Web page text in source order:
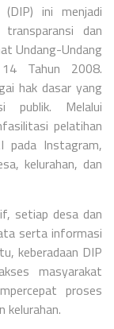
ini menjadi
dan
Undang-Undang
Tahun 2008.
hak dasar yang
publik. Melalui
pelatihan
pada Instagram,
kelurahan, dan
setiap desa dan
serta informasi
keberadaan DIP
masyarakat
proses
kelurahan.